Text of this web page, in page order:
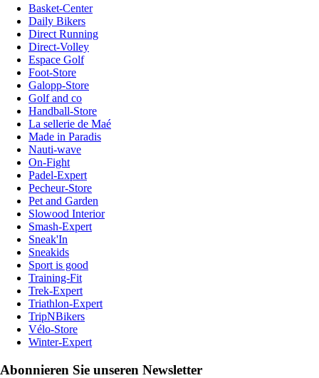
Basket-Center
Daily Bikers
Direct Running
Direct-Volley
Espace Golf
Foot-Store
Galopp-Store
Golf and co
Handball-Store
La sellerie de Maé
Made in Paradis
Nauti-wave
On-Fight
Padel-Expert
Pecheur-Store
Pet and Garden
Slowood Interior
Smash-Expert
Sneak'In
Sneakids
Sport is good
Training-Fit
Trek-Expert
Triathlon-Expert
TripNBikers
Vélo-Store
Winter-Expert
Abonnieren Sie unseren Newsletter